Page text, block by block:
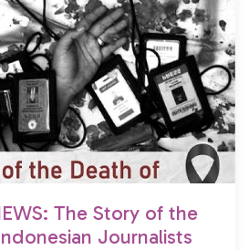
The Story of the
Journalists